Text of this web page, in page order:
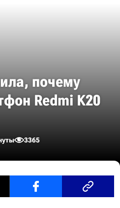
почему
Redmi K20
3365